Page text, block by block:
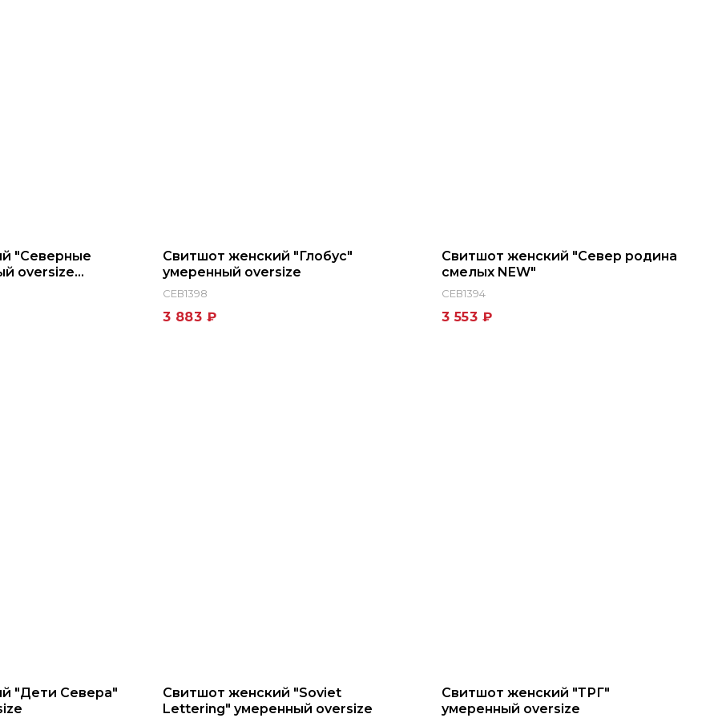
"Северные
oversize
СЕВ1398
Свитшот женский "Глобус"
умеренный oversize
3 883 ₽
СЕВ1394
Свитшот женский "Север родина
смелых NEW"
3 553 ₽
"Дети Севера"
Свитшот женский "Soviet
Lettering" умеренный oversize
Свитшот женский "ТРГ"
умеренный oversize